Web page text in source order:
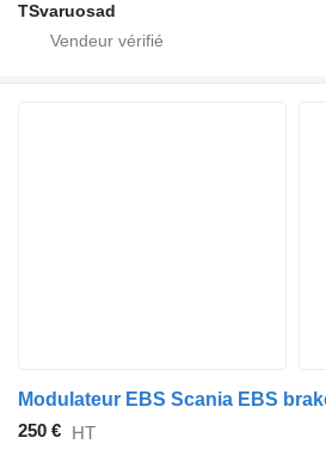
TSvaruosad
250 € HT